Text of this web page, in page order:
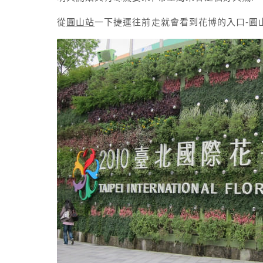
從圓山站一下捷運往前走就會看到花博的入口-圓